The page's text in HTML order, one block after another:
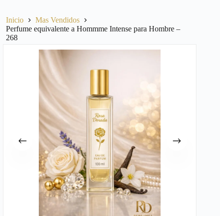
Inicio
Mas Vendidos
Perfume equivalente a Hommme Intense para Hombre –
268